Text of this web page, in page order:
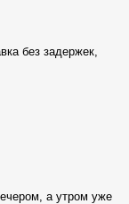
без задержек,
а утром уже